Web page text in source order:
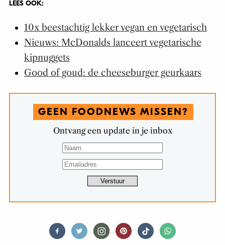
LEES OOK:
10x beestachtig lekker vegan en vegetarisch
Nieuws: McDonalds lanceert vegetarische
kipnuggets
Good of goud: de cheeseburger geurkaars
GEEN FOODNEWS MISSEN?
Ontvang een update in je inbox